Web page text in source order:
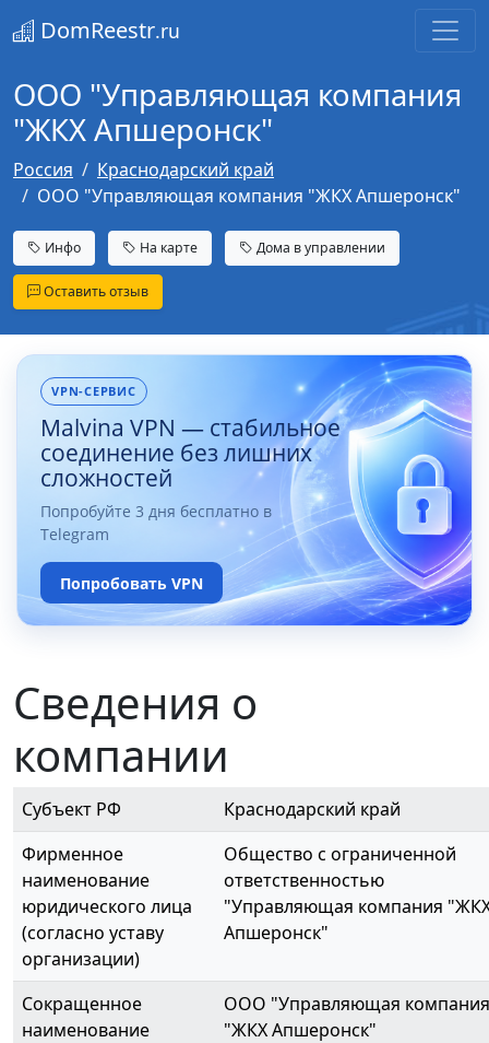
DomReestr.ru
ООО "Управляющая компания
"ЖКХ Апшеронск"
Россия
Краснодарский край
ООО "Управляющая компания "ЖКХ Апшеронск"
Инфо На карте Дома в управлении
Оставить отзыв
VPN-СЕРВИС
Malvina VPN — стабильное
соединение без лишних
сложностей
Попробуйте 3 дня бесплатно в
Telegram
Попробовать VPN
Сведения о
компании
Субъект РФ
Краснодарский край
Фирменное
наименование
юридического лица
(согласно уставу
организации)
Общество с ограниченной
ответственностью
"Управляющая компания
Апшеронск"
Сокращенное
наименование
ООО "Управляющая компания
"ЖКХ Апшеронск"